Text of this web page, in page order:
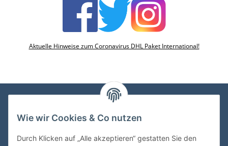
Aktuelle Hinweise zum Coronavirus DHL Paket International!
VDMedien24.de
Kasernenstraße 6-10
Wie wir Cookies & Co nutzen
Durch Klicken auf „Alle akzeptieren“ gestatten Sie den